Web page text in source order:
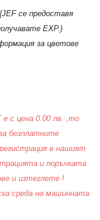
се предоставя
EXP.)
за цветове
с цена 0.00 лв. ,то
безплатните
в нашият
и поръчката
и изтеглете !
среда на машинната